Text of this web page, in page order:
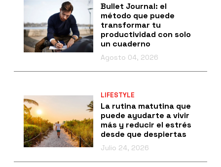
Bullet Journal: el
método que puede
transformar tu
productividad con solo
un cuaderno
Agosto 04, 2026
LIFESTYLE
La rutina matutina que
puede ayudarte a vivir
más y reducir el estrés
desde que despiertas
Julio 24, 2026